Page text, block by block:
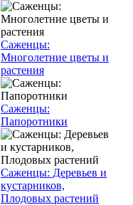
Саженцы:
Многолетние цветы и
растения
Саженцы:
Папоротники
Саженцы: Деревьев и
кустарников,
Плодовых растений